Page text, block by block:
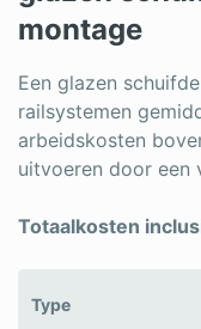
montage
Een glazen
railsystemen
arbeidskosten
uitvoeren door een
Totaalkosten
Type